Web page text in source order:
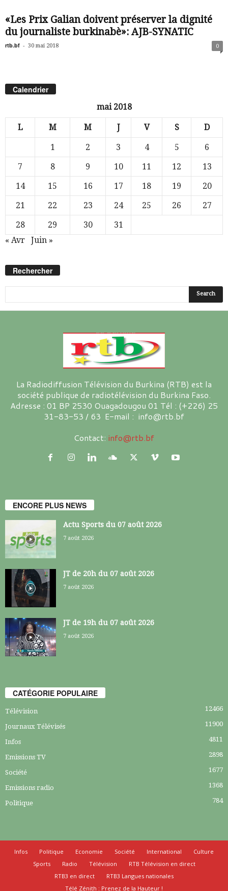
«Les Prix Galian doivent préserver la dignité
du journaliste burkinabè»: AJB-SYNATIC
rtb.bf - 30 mai 2018 0
Calendrier
mai 2018
L M M J V S D
1 2 3 4 5
6
7
8 9 10 11 12
13
14
15 16 17 18 19
20
21
22 23 24 25 26
27
28
29 30
31
« Avr
Juin »
Rechercher
La Radiodiffusion Télévision du Burkina (RTB) est la
société publique de radiotélévision du Burkina Faso.
Adresse : 01 BP 2530 Ouagadougou 01 Tél : (+226) 25
31-83-53 / 63 E-mail : info@rtb.bf
Contact: info@rtb.bf
ENCORE PLUS NEWS
Actu Sports du 07 août 2026
7 août 2026
JT de 20h du 07 août 2026
7 août 2026
JT de 19h du 07 août 2026
7 août 2026
CATÉGORIE POPULAIRE
Télévision 12466
Journaux Télévisés 11900
Infos 4811
Emissions TV 2898
Société 1677
Emissions radio 1368
Politique 784
Infos Politique Economie Société International
Culture
Sports
Radio Télévision
RTB Télévision en direct
RTB3 en direct
RTB3 Langues nationales
Télé Zénith : Prenez de la Hauteur !